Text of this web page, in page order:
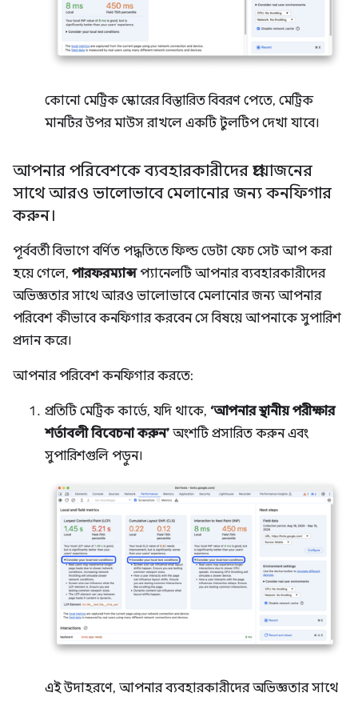
কোনো মেট্রিক স্কোরের বিস্তারিত বিবরণ পেতে, মেট্রিক
মানটির উপর মাউস রাখলে একটি টুলটিপ দেখা যাবে।
আপনার পরিবেশকে ব্যবহারকারীদের প্রয়োজনের
সাথে আরও ভালোভাবে মেলানোর জন্য কনফিগার
করুন।
পূর্ববর্তী বিভাগে বর্ণিত পদ্ধতিতে ফিল্ড ডেটা ফেচ সেট আপ করা
হয়ে গেলে, পারফরম্যান্সপ্যানেলটি আপনার ব্যবহারকারীদের
অভিজ্ঞতার সাথে আরও ভালোভাবে মেলানোর জন্য আপনার
পরিবেশ কীভাবে কনফিগার করবেন সে বিষয়ে আপনাকে সুপারিশ
প্রদান করে।
আপনার পরিবেশ কনফিগার করতে:
প্রতিটি মেট্রিক কার্ডে, যদি থাকে, ‘আপনার স্থানীয় পরীক্ষার
শর্তাবলী বিবেচনা করুন’ অংশটি প্রসারিত করুন এবং
সুপারিশগুলি পড়ুন।
এই উদাহরণে, আপনার ব্যবহারকারীদের অভিজ্ঞতার সাথে